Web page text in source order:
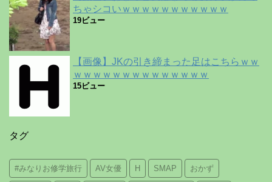
ちゃシコいｗｗｗｗｗｗｗｗｗｗｗ
19ビュー
【画像】JKの引き締まった足はこちらｗｗ
ｗｗｗｗｗｗｗｗｗｗｗｗｗｗ
15ビュー
タグ
#みなりお修学旅行 AV女優 H SMAP おかず